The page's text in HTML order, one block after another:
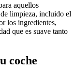
aquellos
limpieza, incluido el
los ingredientes,
que es suave tanto
coche